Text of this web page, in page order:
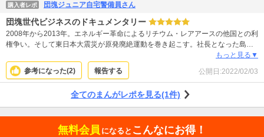
購入者レポ 団塊ジュニア自宅警備員さん
団塊世代ビジネスのドキュメンタリー
2008年から2013年。エネルギー革命によるリチウム・レアアースの他国との利
権争い。そして東日本大震災が原発廃絶運動を巻き起こす。社長となった島耕
作は、現実の社会情勢とリンクした難題に取り組んでいく。そしてまたしても
耕作はスゴイ女性たちにモテまくり、それらの難題を乗り越えていく。耕作と
は直接関係なかったけど、最後の尖閣諸島の実効支配をめぐる中国と日本政府
もっと見る▼
参考になった(2) 報告する 公開日:2022/02/03
全てのまんがレポを見る(1件)
無料会員 になると こんなにお得！